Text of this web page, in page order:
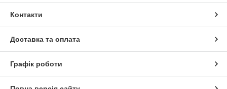
Контакти
Доставка та оплата
Графік роботи